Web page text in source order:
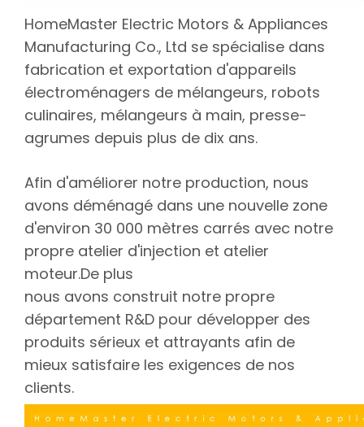
HomeMaster Electric Motors & Appliances
Manufacturing Co., Ltd se spécialise dans
fabrication et exportation d'appareils
électroménagers de mélangeurs, robots
culinaires, mélangeurs à main, presse-
agrumes depuis plus de dix ans.
Afin d'améliorer notre production, nous
avons déménagé dans une nouvelle zone
d'environ 30 000 mètres carrés avec notre
propre atelier d'injection et atelier
moteur.De plus
nous avons construit notre propre
département R&D pour développer des
produits sérieux et attrayants afin de
mieux satisfaire les exigences de nos
clients.